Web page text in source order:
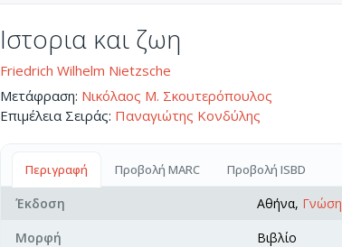
Ιστορια και ζωη
Friedrich Wilhelm Nietzsche
Μετάφραση: Νικόλαος Μ. Σκουτερόπουλος
Επιμέλεια Σειράς: Παναγιώτης Κονδύλης
Περιγραφή Προβολή MARC Προβολή ISBD
Έκδοση Αθήνα, Γνώση
Μορφή
Βιβλίο